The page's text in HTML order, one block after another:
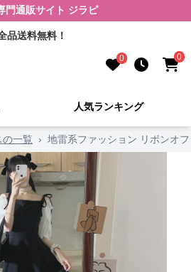
門通販サイト ジラピ
品送料無料！
0 0
人気ランキング
の一覧 › 地雷系ファッション リボンオ